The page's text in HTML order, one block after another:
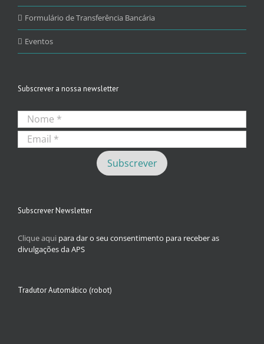
Formulário de Transferência Bancária
Eventos
Subscrever a nossa newsletter
Subscrever Newsletter
Clique aqui para dar o seu consentimento para receber as
divulgações da APS
Tradutor Automático (robot)